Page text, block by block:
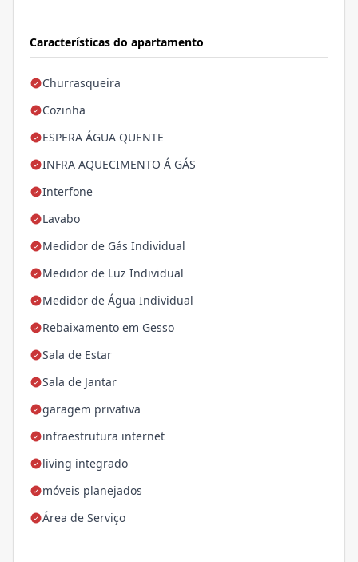
Características do apartamento
Churrasqueira
Cozinha
ESPERA ÁGUA QUENTE
INFRA AQUECIMENTO Á GÁS
Interfone
Lavabo
Medidor de Gás Individual
Medidor de Luz Individual
Medidor de Água Individual
Rebaixamento em Gesso
Sala de Estar
Sala de Jantar
garagem privativa
infraestrutura internet
living integrado
móveis planejados
Área de Serviço